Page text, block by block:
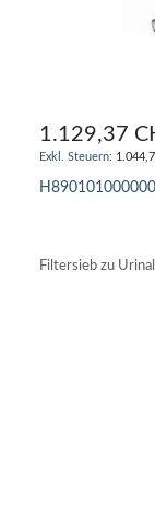
1.129,37
Filtersieb zu